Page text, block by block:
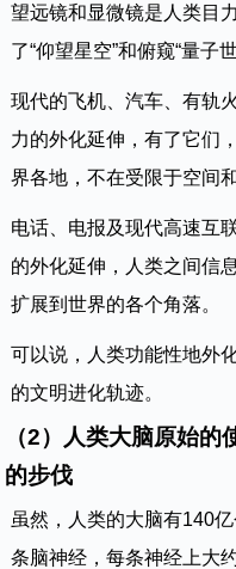
望远镜和显微镜是人类目
了“仰望星空”和俯窥“量子
现代的飞机、汽车、有轨
力的外化延伸，有了它们
界各地，不在受限于空间
电话、电报及现代高速互
的外化延伸，人类之间信
扩展到世界的各个角落。
可以说，人类功能性地外
的文明进化轨迹。
（2）人类大脑原始
的步伐
虽然，人类的大脑有140
条脑神经，每条神经上大